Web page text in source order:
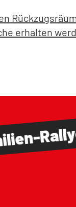
erhalten